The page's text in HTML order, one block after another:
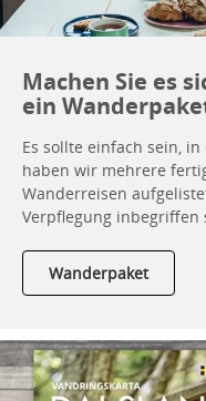
Machen Sie es
ein
Es sollte einfach sein,
haben wir mehrere
Wanderreisen
Verpflegung inbegriffen
Wanderpaket